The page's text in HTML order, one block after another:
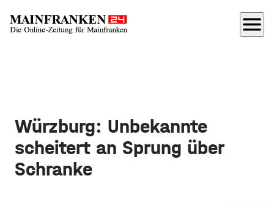
menu
Würzburg: Unbekannte
scheitert an Sprung über
Schranke